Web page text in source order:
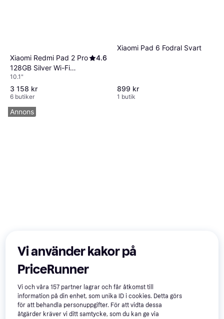
Xiaomi Redmi Pad 2 Pro
128GB Silver Wi-Fi
Tablet
4.6
10.1"
3 158 kr
6 butiker
Xiaomi Pad 6 Fodral Svart
899 kr
1 butik
Annons
Vi använder kakor på
PriceRunner
Vi och våra157 partner lagrar och får åtkomst till
information på din enhet, som unika ID i cookies. Detta görs
för att behandla personuppgifter. För att vidta dessa
åtgärder kräver vi ditt samtycke, som du kan ge via